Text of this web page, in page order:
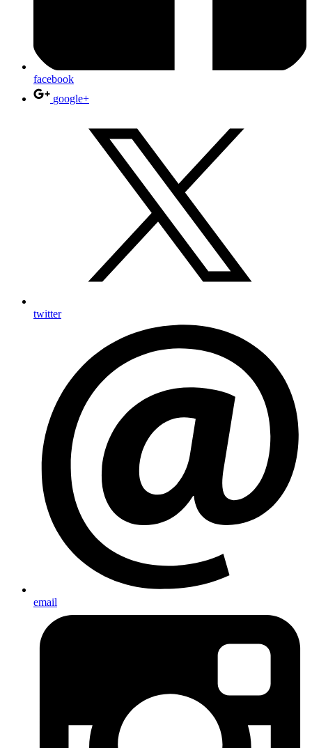
facebook
google+
twitter
email